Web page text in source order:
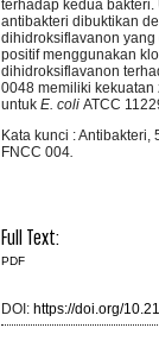
terhadap kedua
antibakteri dibuktikan
dihidroksiflavanon yang
positif menggunakan
dihidroksiflavanon
0048 memiliki
untuk E. coli ATCC
Kata kunci :
FNCC 004.
Full Text:
PDF
DOI: https://doi.org/